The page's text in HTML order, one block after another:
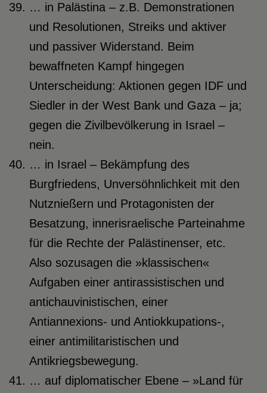
… in Palästina – z.B. Demonstrationen
und Resolutionen, Streiks und aktiver
und passiver Widerstand. Beim
bewaffneten Kampf hingegen
Unterscheidung: Aktionen gegen IDF und
Siedler in der West Bank und Gaza – ja;
gegen die Zivilbevölkerung in Israel –
nein.
… in Israel – Bekämpfung des
Burgfriedens, Unversöhnlichkeit mit den
Nutznießern und Protagonisten der
Besatzung, innerisraelische Parteinahme
für die Rechte der Palästinenser, etc.
Also sozusagen die »klassischen«
Aufgaben einer antirassistischen und
antichauvinistischen, einer
Antiannexions- und Antiokkupations-,
einer antimilitaristischen und
Antikriegsbewegung.
… auf diplomatischer Ebene – »Land für